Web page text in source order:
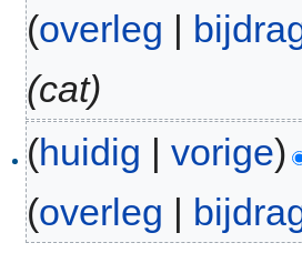
(overleg |
(cat)
(huidig |vorige)
(overleg